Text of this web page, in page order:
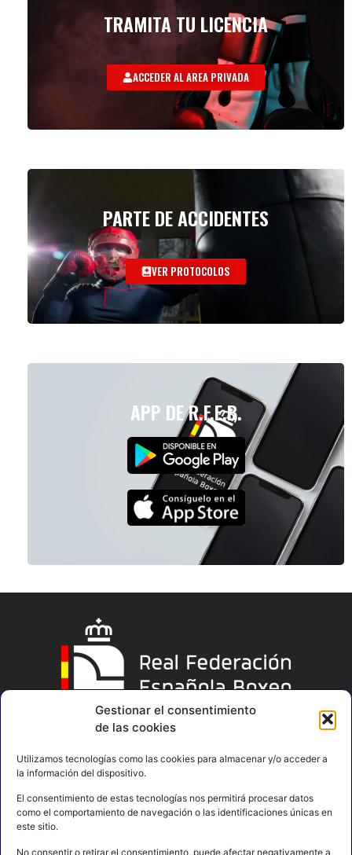
Gestionar el consentimiento
de las cookies
Utilizamos tecnologías como las cookies para almacenar y/o acceder a
la información del dispositivo.
El consentimiento de estas tecnologías nos permitirá procesar datos
como el comportamiento de navegación o las identificaciones únicas en
este sitio.
No consentir o retirar el consentimiento, puede afectar negativamente a
TRAMITA TU LICENCIA
ACCEDER AL AREA PRIVADA
PARTE DE ACCIDENTES
VER PROTOCOLOS
APP DE R.F.E.B.